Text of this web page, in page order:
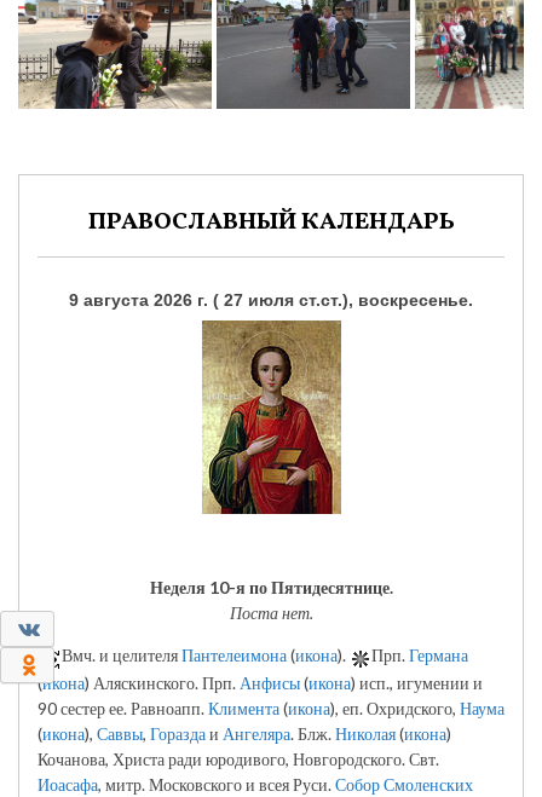
0
ПРАВОСЛАВНЫЙ КАЛЕНДАРЬ
9 августа 2026 г. ( 27 июля ст.ст.), воскресенье.
Неделя 10-я по Пятидесятнице.
Поста нет.
Вмч. и целителяПантелеимона(икона). Прп.Германа
(икона) Аляскинского. Прп.Анфисы(икона) исп., игумении и
90 сестер ее. Равноапп.Климента(икона), еп. Охридского, Наума
(икона), Саввы, Гораздаи Ангеляра. Блж.Николая(икона)
Кочанова, Христа ради юродивого, Новгородского. Свт.
Иоасафа, митр. Московского и всея Руси.Собор Смоленских